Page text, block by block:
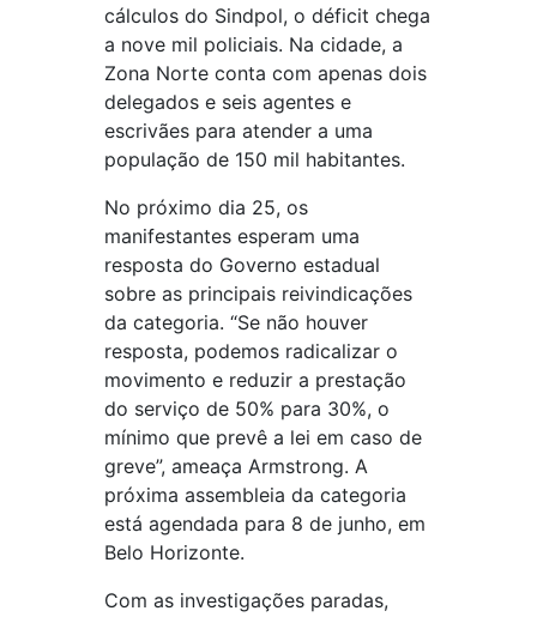
cálculos do Sindpol, o déficit chega
a nove mil policiais. Na cidade, a
Zona Norte conta com apenas dois
delegados e seis agentes e
escrivães para atender a uma
população de 150 mil habitantes.
No próximo dia 25, os
manifestantes esperam uma
resposta do Governo estadual
sobre as principais reivindicações
da categoria. “Se não houver
resposta, podemos radicalizar o
movimento e reduzir a prestação
do serviço de 50% para 30%, o
mínimo que prevê a lei em caso de
greve”, ameaça Armstrong. A
próxima assembleia da categoria
está agendada para 8 de junho, em
Belo Horizonte.
Com as investigações paradas,